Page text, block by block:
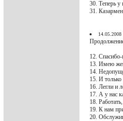
30. Теперь у
31.
14.05.2008
12.
13. Имею
14.
15. И только
16. Легли и
17. А у нас
18.
19. К нам
20.